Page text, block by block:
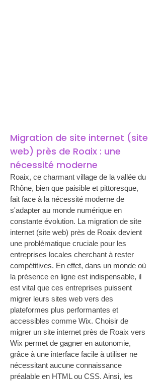
Migration de site internet (site
web) près de Roaix : une
nécessité moderne
Roaix, ce charmant village de la vallée du
Rhône, bien que paisible et pittoresque,
fait face à la nécessité moderne de
s'adapter au monde numérique en
constante évolution. La migration de site
internet (site web) près de Roaix devient
une problématique cruciale pour les
entreprises locales cherchant à rester
compétitives. En effet, dans un monde où
la présence en ligne est indispensable, il
est vital que ces entreprises puissent
migrer leurs sites web vers des
plateformes plus performantes et
accessibles comme Wix. Choisir de
migrer un site internet près de Roaix vers
Wix permet de gagner en autonomie,
grâce à une interface facile à utiliser ne
nécessitant aucune connaissance
préalable en HTML ou CSS. Ainsi, les